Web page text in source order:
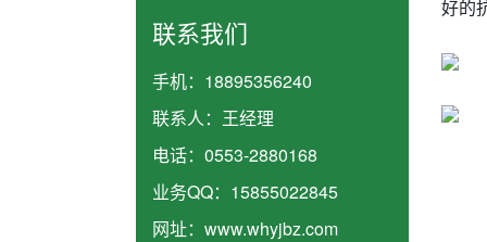
联系我们
手机： 18895356240
联系人： 王经理
电话： 0553-2880168
业务QQ： 15855022845
网址： www.whyjbz.com
好的